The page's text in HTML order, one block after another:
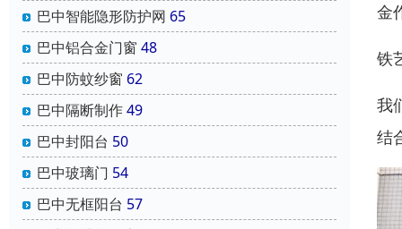
巴中智能隐形防护网 65
巴中铝合金门窗 48
巴中防蚊纱窗 62
巴中隔断制作49
巴中封阳台 50
巴中玻璃门 54
巴中无框阳台 57
金
铁
我
结